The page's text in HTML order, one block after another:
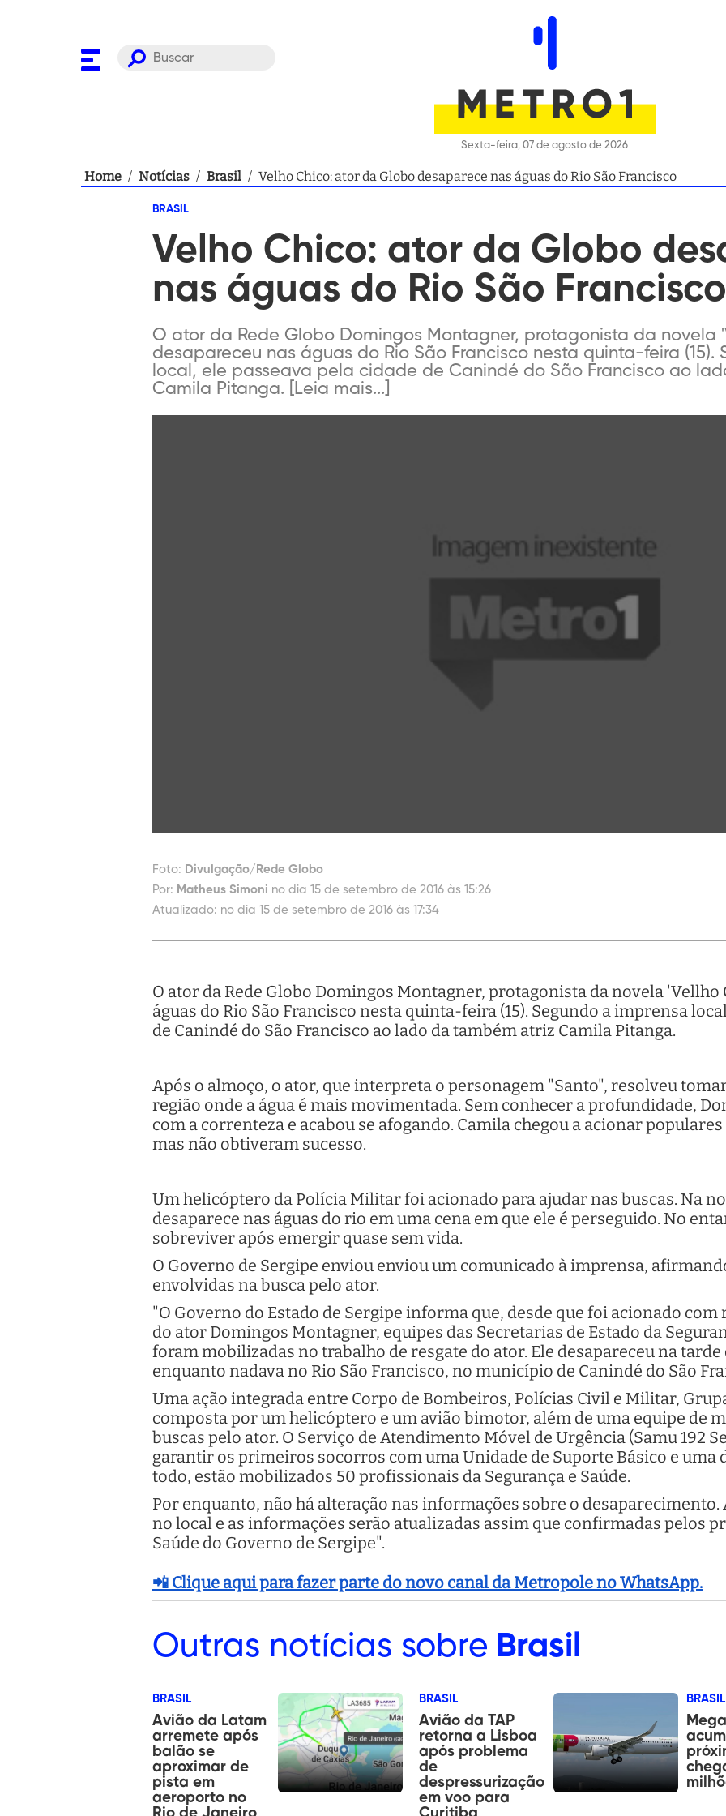
Sexta-feira, 07 de agosto de 2026
Home / Notícias / Brasil / Velho Chico: ator da Globo desaparece nas águas do Rio São Francisco
BRASIL
Velho Chico: ator da Globo
nas águas do Rio São Francisco
O ator da Rede Globo Domingos Montagner, protagonista da novela
desapareceu nas águas do Rio São Francisco nesta quinta-feira (15).
local, ele passeava pela cidade de Canindé do São Francisco ao
Camila Pitanga. [Leia mais...]
Foto: Divulgação/Rede Globo
Por: Matheus Simoni no dia 15 de setembro de 2016 às 15:26
Atualizado: no dia 15 de setembro de 2016 às 17:34
O ator da Rede Globo Domingos Montagner, protagonista da novela 'Vellho
águas do Rio São Francisco nesta quinta-feira (15). Segundo a imprensa
de Canindé do São Francisco ao lado da também atriz Camila Pitanga.
Após o almoço, o ator, que interpreta o personagem "Santo", resolveu
região onde a água é mais movimentada. Sem conhecer a profundidade,
com a correnteza e acabou se afogando. Camila chegou a acionar
mas não obtiveram sucesso.
Um helicóptero da Polícia Militar foi acionado para ajudar nas buscas. Na
desaparece nas águas do rio em uma cena em que ele é perseguido. No
sobreviver após emergir quase sem vida.
O Governo de Sergipe enviou enviou um comunicado à imprensa,
envolvidas na busca pelo ator.
"O Governo do Estado de Sergipe informa que, desde que foi acionado
do ator Domingos Montagner, equipes das Secretarias de Estado da
foram mobilizadas no trabalho de resgate do ator. Ele desapareceu na
enquanto nadava no Rio São Francisco, no município de Canindé do São
Uma ação integrada entre Corpo de Bombeiros, Polícias Civil e Militar,
composta por um helicóptero e um avião bimotor, além de uma equipe de
buscas pelo ator. O Serviço de Atendimento Móvel de Urgência (Samu 192
garantir os primeiros socorros com uma Unidade de Suporte Básico e uma
todo, estão mobilizados 50 profissionais da Segurança e Saúde.
Por enquanto, não há alteração nas informações sobre o desaparecimento.
no local e as informações serão atualizadas assim que confirmadas pelos
Saúde do Governo de Sergipe".
📲 Clique aqui para fazer parte do novo canal da Metropole no WhatsApp.
Outras notícias sobre Brasil
BRASIL
Avião da Latam
arremete após
balão se
aproximar de
pista em
aeroporto no
BRASIL
Avião da TAP
retorna a Lisboa
após problema
de
despressurização
em voo para
BRASIL